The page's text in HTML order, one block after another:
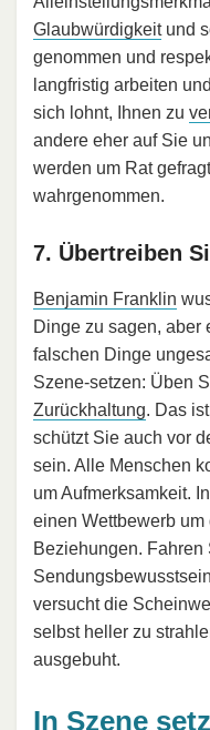
Glaubwürdigkeitund
genommen und
langfristig arbeiten
sich lohnt, Ihnen zu
andere eher auf Sie
werden um Rat
wahrgenommen.
7. Übertreiben
Benjamin Franklin
Dinge zu sagen, aber
falschen Dinge
Szene-setzen: Üben
Zurückhaltung. Das
schützt Sie auch vor
sein. Alle Menschen
um Aufmerksamkeit.
einen Wettbewerb
Beziehungen. Fahren
versucht die
selbst heller zu
ausgebuht.
In Szene